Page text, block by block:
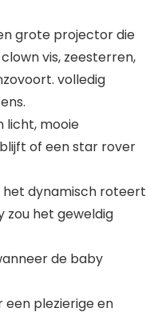
grote projector die
vis, zeesterren,
volledig
licht, mooie
of een star rover
het dynamisch roteert
zou het geweldig
de baby
plezierige en